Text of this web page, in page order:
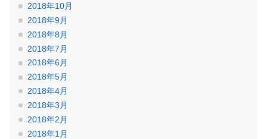
2018年10月
2018年9月
2018年8月
2018年7月
2018年6月
2018年5月
2018年4月
2018年3月
2018年2月
2018年1月